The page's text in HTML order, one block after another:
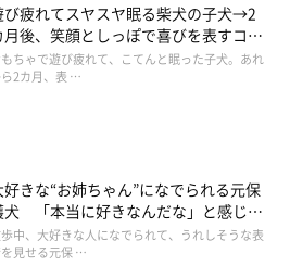
たんです…。もうちょっと歩こう！と
聞こえないふりです。わんこが家に
び疲れてスヤスヤ眠る柴犬の子犬→2
月後、笑顔としっぽで喜びを表すコに
長！
ちゃで遊び疲れて、こてんと眠った子犬。あれ
2カ月、表 …
好きな“お姉ちゃん”になでられる元保
犬 「本当に好きなんだな」と感じる
情にほっこり
中、大好きな人になでられて、うれしそうな表
見せる元保 …